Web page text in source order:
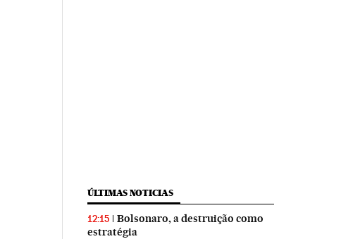
ÚLTIMAS NOTICIAS
12:15
Bolsonaro, a destruição como
estratégia